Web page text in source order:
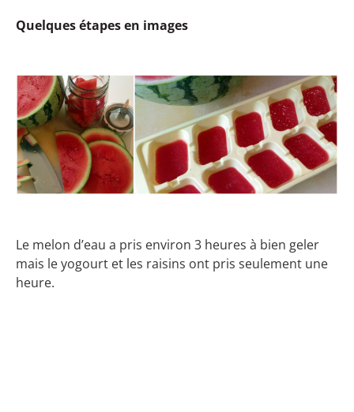
Quelques étapes en images
Le melon d’eau a pris environ 3 heures à bien geler
mais le yogourt et les raisins ont pris seulement une
heure.